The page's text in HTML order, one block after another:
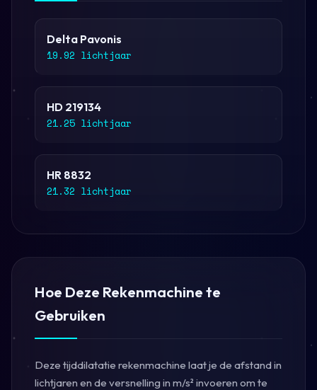
Delta Pavonis
19.92 lichtjaar
HD 219134
21.25 lichtjaar
HR 8832
21.32 lichtjaar
Hoe Deze Rekenmachine te
Gebruiken
Deze tijddilatatie rekenmachine laat je de afstand in
lichtjaren en de versnelling in m/s² invoeren om te